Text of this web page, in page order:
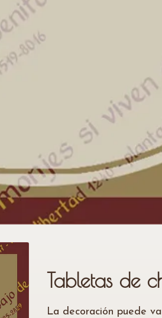
Tabletas de
La decoración puede